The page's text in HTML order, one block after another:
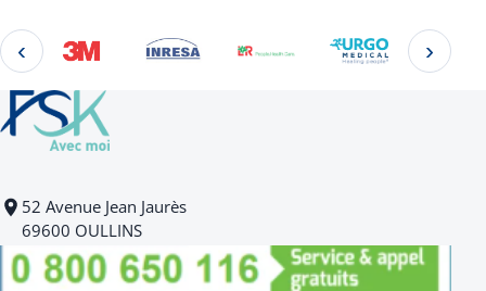
‹ ›
Éléments 2 à 4 sur 22
52 Avenue Jean Jaurès
69600 OULLINS